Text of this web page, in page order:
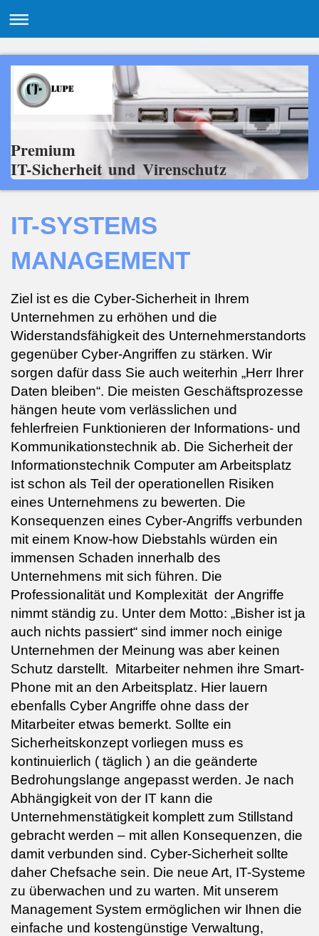
Premium
IT-Sicherheit und Virenschutz
IT-SYSTEMS
MANAGEMENT
Ziel ist es die Cyber-Sicherheit in Ihrem
Unternehmen zu erhöhen und die
Widerstandsfähigkeit des Unternehmerstandorts
gegenüber Cyber-Angriffen zu stärken. Wir
sorgen dafür dass Sie auch weiterhin „Herr Ihrer
Daten bleiben“. Die meisten Geschäftsprozesse
hängen heute vom verlässli­chen und
fehlerfreien Funktionieren der Informations- und
Kommunikationstechnik ab. Die Sicherheit der
Informationstechnik Computer am Arbeitsplatz
ist schon als Teil der operationellen Risiken
eines Unternehmens zu bewerten. Die
Konsequenzen eines Cyber-Angriffs verbunden
mit einem Know-how Diebstahls würden ein
immensen Schaden innerhalb des
Unternehmens mit sich führen. Die
Professionalität und Komplexität der Angriffe
nimmt ständig zu. Unter dem Motto: „Bisher ist ja
auch nichts passiert“ sind immer noch einige
Unternehmen der Meinung was aber keinen
Schutz darstellt. Mitarbeiter nehmen ihre Smart-
Phone mit an den Arbeitsplatz. Hier lauern
ebenfalls Cyber Angriffe ohne dass der
Mitarbeiter etwas bemerkt. Sollte ein
Sicherheitskonzept vorliegen muss es
kontinuierlich ( täglich ) an die geänderte
Bedrohungslange angepasst werden. Je nach
Abhängigkeit von der IT kann die
Unternehmenstätigkeit komplett zum Stillstand
gebracht werden – mit allen Konsequenzen, die
damit verbunden sind. Cyber-Sicherheit sollte
daher Chefsache sein. Die neue Art, IT-Systeme
zu überwachen und zu warten. Mit unserem
Management System ermöglichen wir Ihnen die
einfache und kostengünstige Verwaltung,